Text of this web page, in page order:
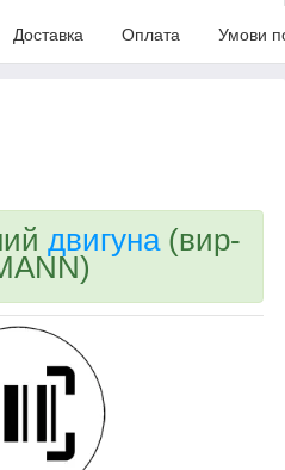
Доставка Оплата Умови
двигуна(вир-